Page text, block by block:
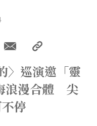
〉巡演邀「靈
浪漫合體 尖
停